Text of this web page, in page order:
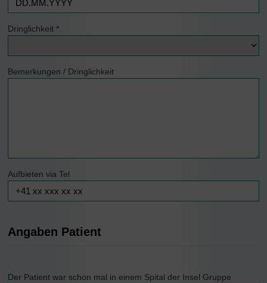
Dringlichkeit *
Bemerkungen / Dringlichkeit
Aufbieten via Tel
Angaben Patient
Der Patient war schon mal in einem Spital der Insel Gruppe